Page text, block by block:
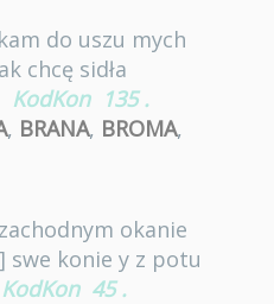
do uszu mych
chcę sidła
KodKon 135 .
, BRANA, BROMA,
okanie
swe konie y z potu
KodKon 45 .